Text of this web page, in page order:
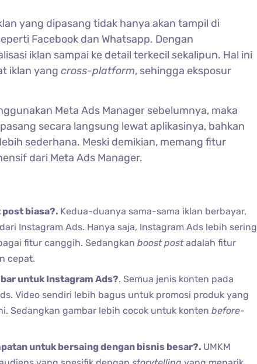
yang dipasang tidak hanya akan tampil di
Facebook dan Whatsapp. Dengan
iklan sampai ke detail terkecil sekalipun. Hal ini
iklan yang cross-platform, sehingga eksposur
Meta Ads Manager sebelumnya, maka
secara langsung lewat aplikasinya, bahkan
sederhana. Meski demikian, memang fitur
dari Meta Ads Manager.
post biasa?. Kedua-duanya sama-sama iklan berbayar,
Instagram Ads. Hanya saja, Instagram Ads lebih sering
fitur canggih. Sedangkan boost postadalah fitur
cepat.
untuk Instagram Ads?. Semua jenis konten pada
Video sendiri lebih bagus untuk promosi produk yang
Sedangkan gambar lebih cocok untuk konten before-
untuk bersaing dengan bisnis besar?. UMKM